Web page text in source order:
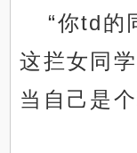
“你td的
这拦女同
当自己是